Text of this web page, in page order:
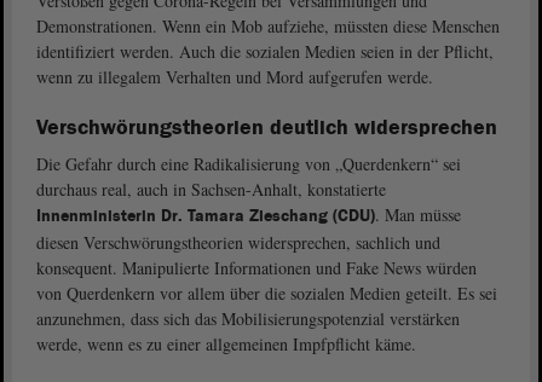
Demonstrationen. Wenn ein Mob aufziehe, müssten diese Menschen
identifiziert werden. Auch die sozialen Medien seien in der Pflicht,
wenn zu illegalem Verhalten und Mord aufgerufen werde.
Verschwörungstheorien deutlich widersprechen
Die Gefahr durch eine Radikalisierung von „Querdenkern“ sei
durchaus real, auch in Sachsen-Anhalt, konstatierte
Innenministerin Dr. Tamara Zieschang (CDU). Man müsse
diesen Verschwörungstheorien widersprechen, sachlich und
konsequent. Manipulierte Informationen und Fake News würden
von Querdenkern vor allem über die sozialen Medien geteilt. Es sei
anzunehmen, dass sich das Mobilisierungspotenzial verstärken
werde, wenn es zu einer allgemeinen Impfpflicht käme.